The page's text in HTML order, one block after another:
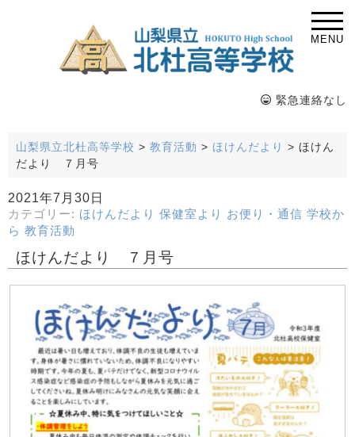
MENU
緊急連絡なし
山梨県立北杜高等学校 > 教育活動 > ほけんだより > ほけん
だより ７月号
2021年7月30日
カテゴリー: ほけんだより 保健室より お便り・通信 学校か
ら 教育活動
ほけんだより ７月号